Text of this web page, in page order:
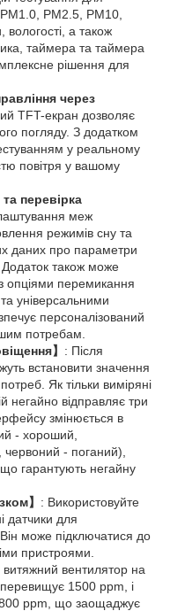
PM2.5, PM10,
а також
таймера та таймера
рішення для
через
TFT-екран дозволяє
погляду. З додатком
у реальному
повітря у вашому
перевірка
меж
режимів сну та
даних про параметри
Додаток також може
опціями перемикання
універсальними
персоналізований
потребам.
】 : Після
встановити значення
Як тільки виміряні
негайно відправляє три
змінюється в
- хороший,
- поганий),
що гарантують негайну
】 : Використовуйте
датчики для
може підключатися до
пристроями.
вентилятор на
1500 ppm, і
ppm, що заощаджує